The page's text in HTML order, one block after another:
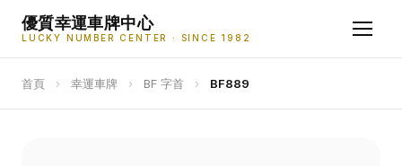
優質幸運車牌中心
LUCKY NUMBER CENTER · SINCE 1982
首頁 › 幸運車牌 › BF 字首 › BF889